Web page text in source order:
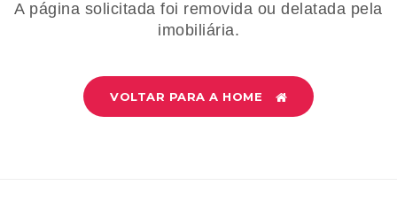
A página solicitada foi removida ou delatada pela
imobiliária.
VOLTAR PARA A HOME